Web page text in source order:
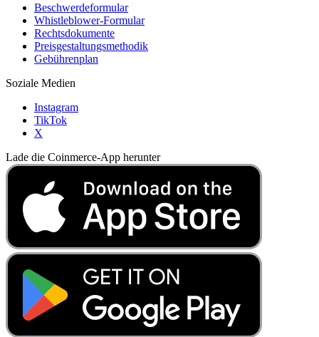
Beschwerdeformular
Whistleblower-Formular
Rechtsdokumente
Preisgestaltungsmethodik
Gebührenplan
Soziale Medien
Instagram
TikTok
X
Lade die Coinmerce-App herunter